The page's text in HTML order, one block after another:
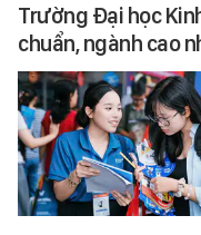
Trường Đại học
chuẩn, ngành cao